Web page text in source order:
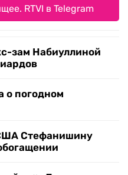
RTVI в Telegram
зам Набиуллиной
о погодном
Стефанишину